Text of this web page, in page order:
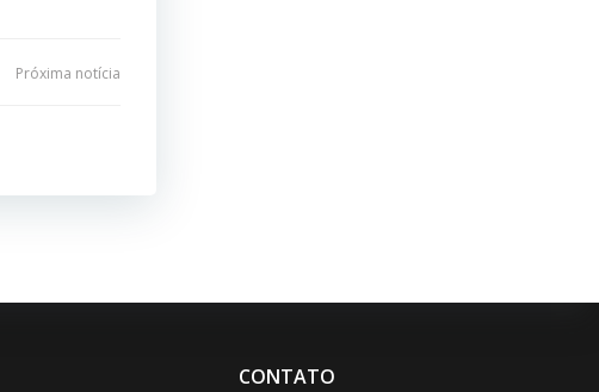
Próxima notícia
CONTATO